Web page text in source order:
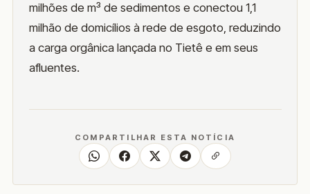
milhões de m³ de sedimentos e conectou 1,1
milhão de domicílios à rede de esgoto, reduzindo
a carga orgânica lançada no Tietê e em seus
afluentes.
COMPARTILHAR ESTA NOTÍCIA